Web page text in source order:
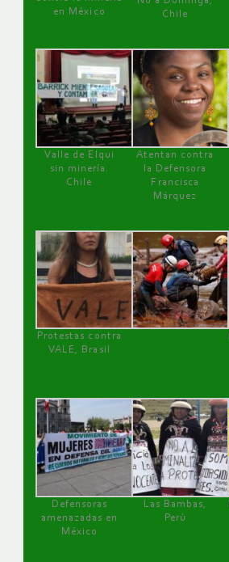
en México
Chile
Valle de Elqui
sin minería.
Chile
Atentan contra
la Defensora
Francisca
Márquez
Protestas contra
VALE, Brasil
Defensoras
amenazadas en
México
Las Bambas,
Perú